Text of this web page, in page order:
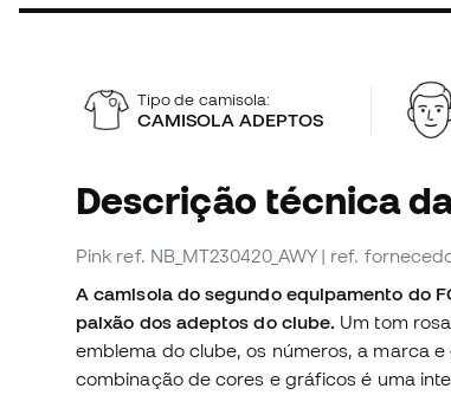
Tipo de camisola:
CAMISOLA ADEPTOS
Descrição técnica
Pink ref. NB_MT230420_AWY | ref.
A camisola do segundo equipamento do
paixão dos adeptos do clube. Um tom
emblema do clube, os números, a marca
combinação de cores e gráficos é uma